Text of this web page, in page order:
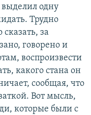
одну
Трудно
за
говорено и
воспроизвести
какого стана он
сообщая, что
Вот мысль,
которые были с